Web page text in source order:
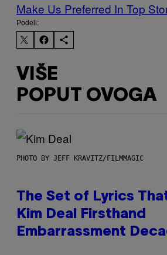
Make Us Preferred In Top
Podeli:
VIŠE
POPUT OVOGA
PHOTO BY JEFF KRAVITZ/FILMMAGIC
The Set of Lyrics
Kim Deal Firsthand
Embarrassment